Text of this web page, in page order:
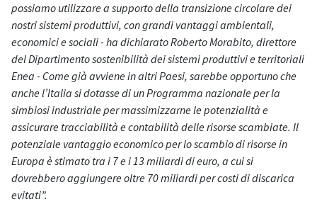
possiamo utilizzare a supporto della transizione circolare dei
nostri sistemi produttivi, con grandi vantaggi ambientali,
economici e sociali - ha dichiarato Roberto Morabito, direttore
del Dipartimento sostenibilità dei sistemi produttivi e territoriali
Enea - Come già avviene in altri Paesi, sarebbe opportuno che
anche l’Italia si dotasse di un Programma nazionale per la
simbiosi industriale per massimizzarne le potenzialità e
assicurare tracciabilità e contabilità delle risorse scambiate. Il
potenziale vantaggio economico per lo scambio di risorse in
Europa è stimato tra i 7 e i 13 miliardi di euro, a cui si
dovrebbero aggiungere oltre 70 miliardi per costi di discarica
evitati”.